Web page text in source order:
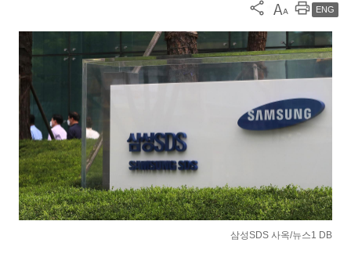
ENG
삼성SDS 사옥/뉴스1 DB